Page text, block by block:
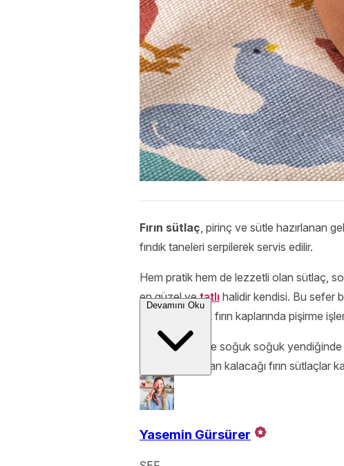
Fırın sütlaç , pirinç ve sütle hazırlanan
fındık taneleri serpilerek servis edilir.
Hem pratik hem de lezzetli olan sütlaç,
en güzel ve tatlı halidir kendisi. Bu sefer
ve porsiyonluk fırın kaplarında pişirme
Tarçın ilavesi ile soğuk soğuk
lezzetine hayran kalacağı fırın sütlaçlar
Devamını Oku
Yasemin Gürsürer